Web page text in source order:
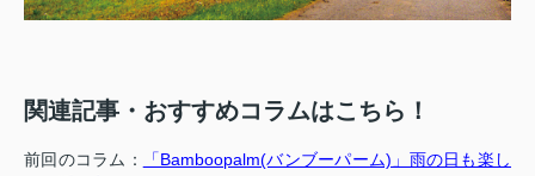
関連記事・おすすめコラムはこちら！
前回のコラム：
「Bamboopalm(バンブーパーム)」雨の日も楽し